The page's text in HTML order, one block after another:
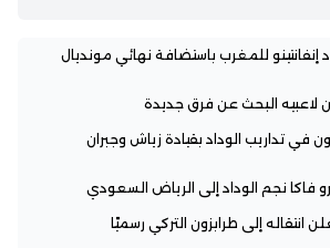
إنفانتينو للمغرب باستضافة نهائي مونديال
لاعبيه البحث عن فرق جديدة
في تداريب الوداد بقيادة زياش وجبران
فاكا نجم الوداد إلى الرياض السعودي
انتقاله إلى طرابزون التركي رسميًا